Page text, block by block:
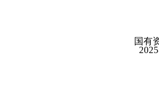
国有